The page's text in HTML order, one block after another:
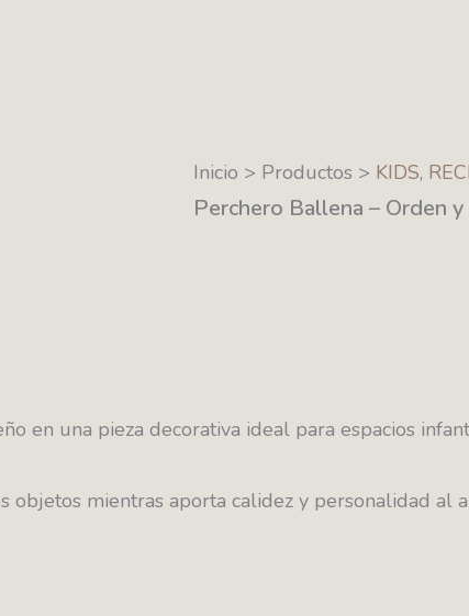
Inicio > Productos > KIDS,
Perchero Ballena – Orden
en una pieza decorativa ideal para espacios
objetos mientras aporta calidez y personalidad al